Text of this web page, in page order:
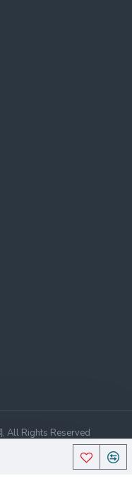
All Rights Reserved